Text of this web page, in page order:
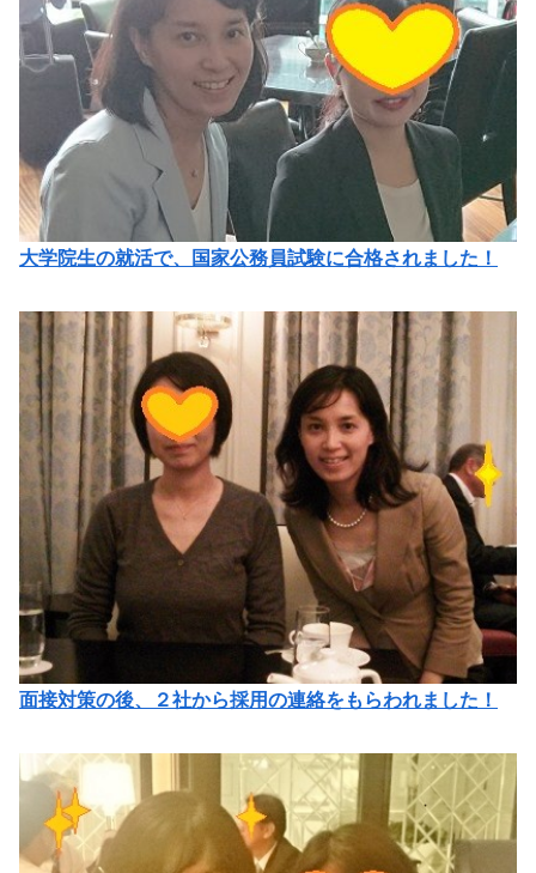
大学院生の就活で、国家公務員試験に合格されました！
面接対策の後、２社から採用の連絡をもらわれました！